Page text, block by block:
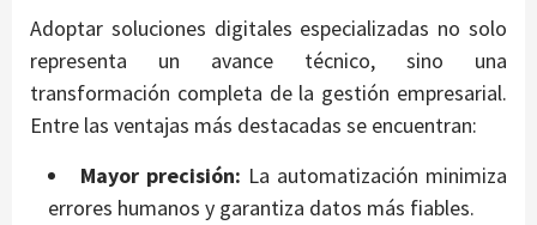
Adoptar soluciones digitales especializadas no solo
representa un avance técnico, sino una
transformación completa de la gestión empresarial.
Entre las ventajas más destacadas se encuentran:
Mayor precisión: La automatización minimiza
errores humanos y garantiza datos más fiables.